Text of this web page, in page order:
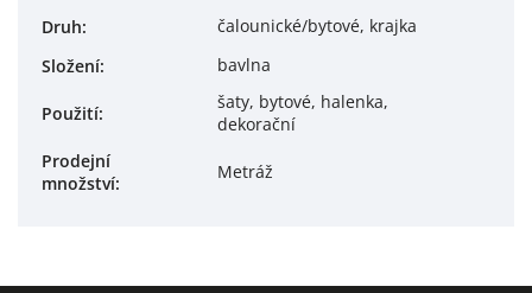
Druh:
čalounické/bytové, krajka
Složení: bavlna
Použití:
šaty, bytové, halenka,
dekorační
Prodejní
množství:
Metráž